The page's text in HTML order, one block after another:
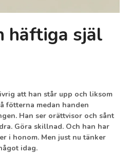
häftiga själ
att han står upp och liksom
fötterna medan handen
Han ser orättvisor och sånt
Göra skillnad. Och han har
i honom. Men just nu tänker
idag.